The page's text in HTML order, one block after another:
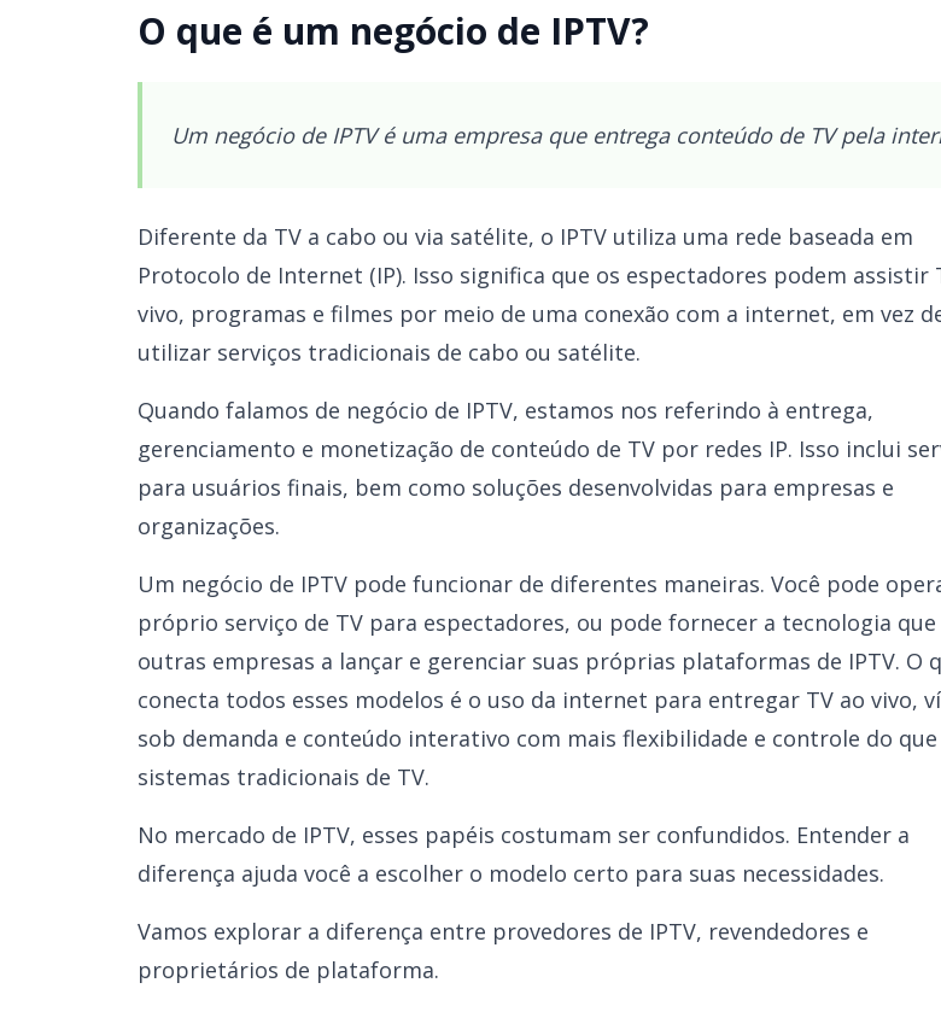
O que é um negócio de IPTV?
Um negócio de IPTV é uma empresa que entrega conteúdo de TV pela
Diferente da TV a cabo ou via satélite, o IPTV utiliza uma rede baseada em
Protocolo de Internet (IP). Isso significa que os espectadores podem assistir
vivo, programas e filmes por meio de uma conexão com a internet, em vez
utilizar serviços tradicionais de cabo ou satélite.
Quando falamos de negócio de IPTV, estamos nos referindo à entrega,
gerenciamento e monetização de conteúdo de TV por redes IP. Isso inclui
para usuários finais, bem como soluções desenvolvidas para empresas e
organizações.
Um negócio de IPTV pode funcionar de diferentes maneiras. Você pode
próprio serviço de TV para espectadores, ou pode fornecer a tecnologia que
outras empresas a lançar e gerenciar suas próprias plataformas de IPTV. O
conecta todos esses modelos é o uso da internet para entregar TV ao vivo,
sob demanda e conteúdo interativo com mais flexibilidade e controle do que
sistemas tradicionais de TV.
No mercado de IPTV, esses papéis costumam ser confundidos. Entender a
diferença ajuda você a escolher o modelo certo para suas necessidades.
Vamos explorar a diferença entre provedores de IPTV, revendedores e
proprietários de plataforma.